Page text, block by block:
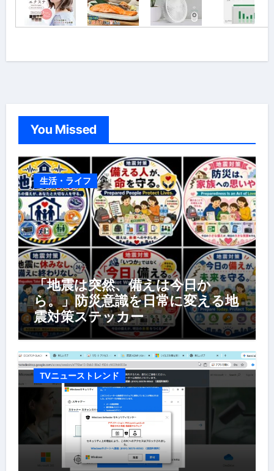
You Missed
生活・ライフ
「地震は突然、備えは今日か
ら。」防災意識を日常に変える地
震対策ステッカー
TVニューストレンド